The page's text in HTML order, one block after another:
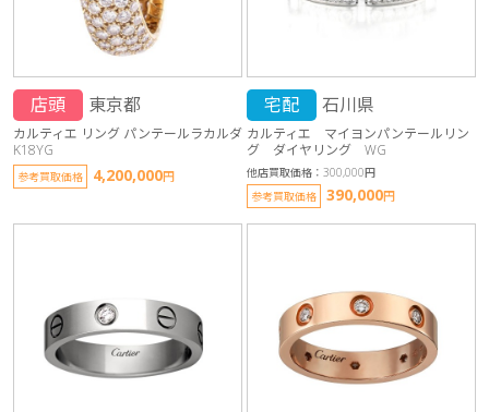
店頭 東京都
カルティエ リング パンテールラカルダ
K18YG
参考買取価格 4,200,000円
宅配 石川県
カルティエ マイヨンパンテールリン
グ ダイヤリング WG
他店買取価格：300,000円
参考買取価格
390,000円